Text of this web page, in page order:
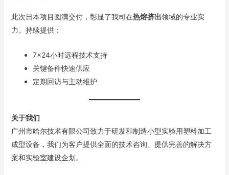
此次日本项目圆满交付，彰显了我司在热熔挤出领域的专业实
力。持续提供：
7×24小时远程技术支持
关键备件快速供应
定期回访与主动维护
关于我们
广州市哈尔技术有限公司致力于研发和制造小型实验用塑料加工
成型设备，我们为客户提供全面的技术咨询、提供完善的解决方
案和实验室建设企划。